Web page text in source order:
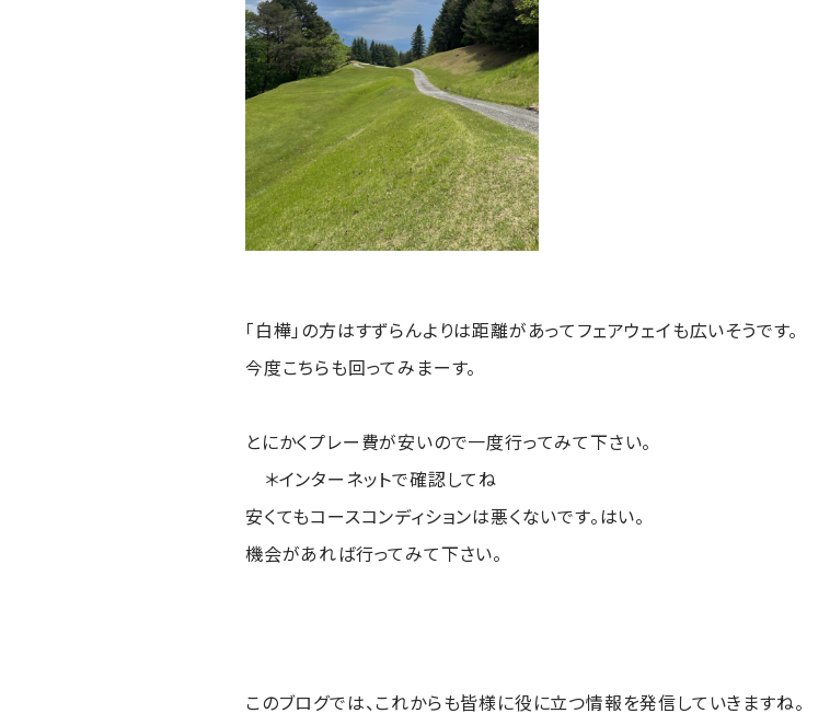
「白樺」の方はすずらんよりは距離があってフェアウェイも広いそうです。
今度こちらも回ってみまーす。
とにかくプレー費が安いので一度行ってみて下さい。
＊インターネットで確認してね
安くてもコースコンディションは悪くないです。はい。
機会があれば行ってみて下さい。
このブログでは、これからも皆様に役に立つ情報を発信していきますね。